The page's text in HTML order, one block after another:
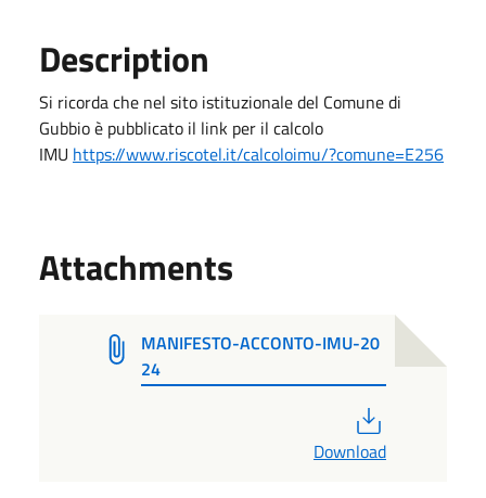
Description
Si ricorda che nel sito istituzionale del Comune di
Gubbio è pubblicato il link per il calcolo
IMU https://www.riscotel.it/calcoloimu/?comune=E256
Attachments
MANIFESTO-ACCONTO-IMU-20
24
Download